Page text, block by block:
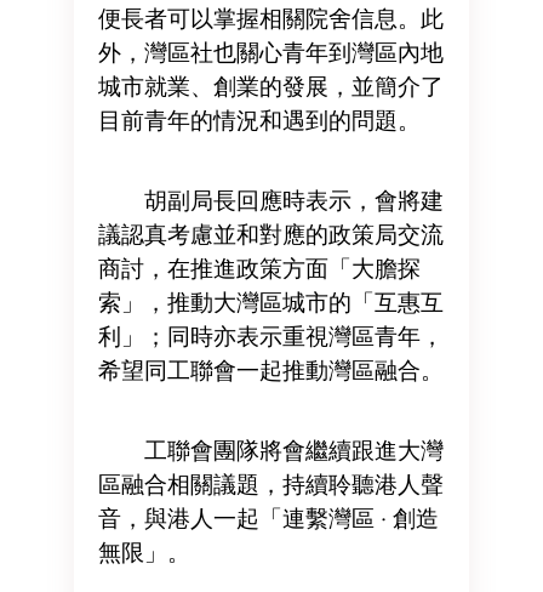
便長者可以掌握相關院舍信息。此
外，灣區社也關心青年到灣區內地
城市就業、創業的發展，並簡介了
目前青年的情況和遇到的問題。
胡副局長回應時表示，會將建
議認真考慮並和對應的政策局交流
商討，在推進政策方面「大膽探
索」，推動大灣區城市的「互惠互
利」；同時亦表示重視灣區青年，
希望同工聯會一起推動灣區融合。
工聯會團隊將會繼續跟進大灣
區融合相關議題，持續聆聽港人聲
音，與港人一起「連繫灣區 ‧ 創造
無限」。